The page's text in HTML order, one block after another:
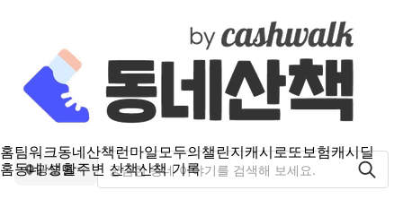
홈팀워크동네산책런마일모두의챌린지캐시로또보험캐시딜
홈동네 생활주변 산책산책 기록
광도면